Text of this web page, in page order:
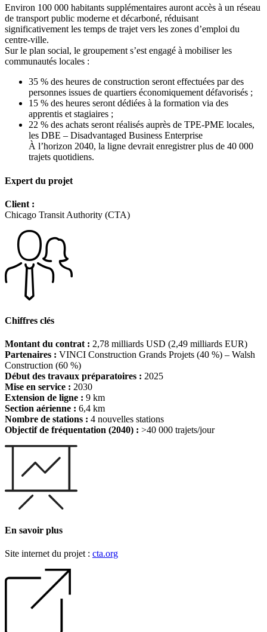
Environ 100 000 habitants supplémentaires auront accès à un réseau
de transport public moderne et décarboné, réduisant
significativement les temps de trajet vers les zones d’emploi du
centre-ville.
Sur le plan social, le groupement s’est engagé à mobiliser les
communautés locales :
35 % des heures de construction seront effectuées par des
personnes issues de quartiers économiquement défavorisés ;
15 % des heures seront dédiées à la formation via des
apprentis et stagiaires ;
22 % des achats seront réalisés auprès de TPE-PME locales,
les DBE – Disadvantaged Business Enterprise
À l’horizon 2040, la ligne devrait enregistrer plus de 40 000
trajets quotidiens.
Expert du projet
Client :
Chicago Transit Authority (CTA)
Chiffres clés
Montant du contrat : 2,78 milliards USD (2,49 milliards EUR)
Partenaires : VINCI Construction Grands Projets (40 %) – Walsh
Construction (60 %)
Début des travaux préparatoires : 2025
Mise en service : 2030
Extension de ligne : 9 km
Section aérienne : 6,4 km
Nombre de stations : 4 nouvelles stations
Objectif de fréquentation (2040) : >40 000 trajets/jour
En savoir plus
Site internet du projet : cta.org